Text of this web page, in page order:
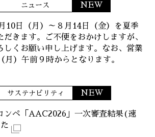
ニュース NEW
10日（月）～８月14日（金）を夏季
だきます。ご不便をおかけしますが、
しくお願い申し上げます。なお、営業
月）午前９時からとなります。
サステナビリティ NEW
ンペ「AAC2026」一次審査結果(速